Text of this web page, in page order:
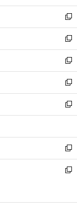
開
く
ウ
で
開
く
ン
ド
ウ
で
開
く
ウ
ィ
ン
ド
ウ
で
開
く
新
し
い
ウ
ィ
ン
ド
ウ
で
開
新
し
い
ウ
ィ
ン
ド
ウ
開
く
新
し
い
ウ
ィ
ン
ウ
で
開
く
新
し
い
ウ
ン
ド
ウ
で
新
し
ウ
ィ
ン
ド
開
新
し
い
ン
新
ウ